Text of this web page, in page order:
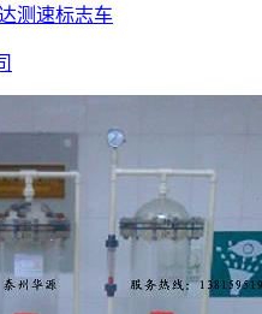
测速标志车